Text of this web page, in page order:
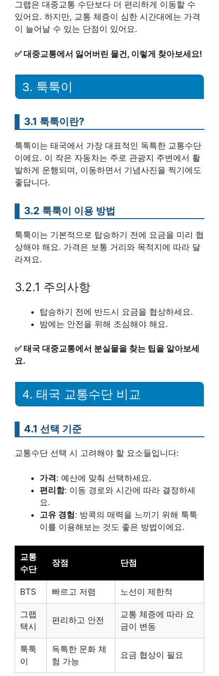
그랩은 대중교통 수단보다 더 편리하게 이동할 수
있어요. 하지만, 교통 체증이 심한 시간대에는 가격
이 늘어날 수 있는 단점이 있어요.
✅대중교통에서 잃어버린 물건, 이렇게 찾아보세요!
3. 툭툭이
3.1 툭툭이란?
툭툭이는 태국에서 가장 대표적인 독특한 교통수단
이에요. 이 작은 자동차는 주로 관광지 주변에서 활
발하게 운행되며, 이동하면서 기념사진을 찍기에도
좋답니다.
3.2 툭툭이 이용 방법
툭툭이는 기본적으로 탑승하기 전에 요금을 미리 협
상해야 해요. 가격은 보통 거리와 목적지에 따라 달
라져요.
3.2.1 주의사항
탑승하기 전에 반드시 요금을 협상하세요.
밤에는 안전을 위해 조심해야 해요.
✅태국 대중교통에서 분실물을 찾는 팁을 알아보세
요.
4. 태국 교통수단 비교
4.1 선택 기준
교통수단 선택 시 고려해야 할 요소들입니다:
가격: 예산에 맞춰 선택하세요.
편리함: 이동 경로와 시간에 따라 결정하세
요.
고유 경험: 방콕의 매력을 느끼기 위해 툭툭
이를 이용해보는 것도 좋은 방법이에요.
교통
수단
장점 단점
BTS 빠르고 저렴 노선이 제한적
그랩
택시
편리하고 안전
교통 체증에 따라 요
금이 변동
툭툭
이
독특한 문화 체
험 가능
요금 협상이 필요